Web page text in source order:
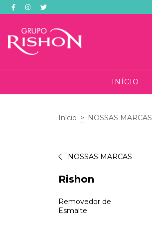
INÍCIO
Início > NOSSAS MARCAS
NOSSAS MARCAS
Rishon
Removedor de
Esmalte